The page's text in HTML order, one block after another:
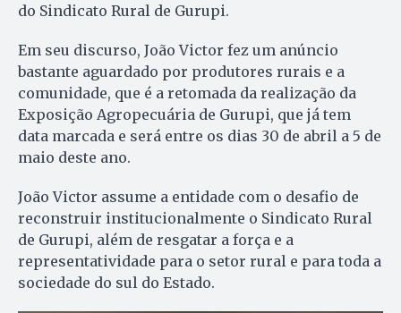
do Sindicato Rural de Gurupi.
Em seu discurso, João Victor fez um anúncio
bastante aguardado por produtores rurais e a
comunidade, que é a retomada da realização da
Exposição Agropecuária de Gurupi, que já tem
data marcada e será entre os dias 30 de abril a 5 de
maio deste ano.
João Victor assume a entidade com o desafio de
reconstruir institucionalmente o Sindicato Rural
de Gurupi, além de resgatar a força e a
representatividade para o setor rural e para toda a
sociedade do sul do Estado.